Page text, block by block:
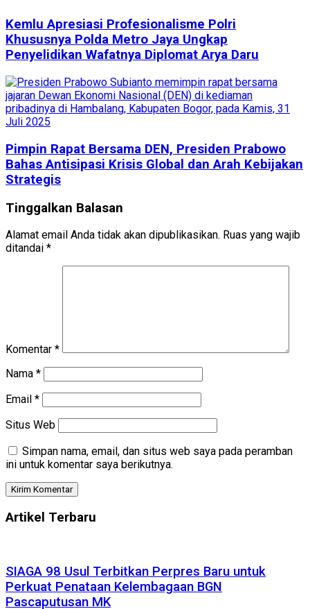
Kemlu Apresiasi Profesionalisme Polri
Khususnya Polda Metro Jaya Ungkap
Penyelidikan Wafatnya Diplomat Arya Daru
Pimpin Rapat Bersama DEN, Presiden Prabowo
Bahas Antisipasi Krisis Global dan Arah Kebijakan
Strategis
Tinggalkan Balasan
Alamat email Anda tidak akan dipublikasikan. Ruas yang wajib
ditandai *
Komentar *
Nama *
Email *
Situs Web
Simpan nama, email, dan situs web saya pada peramban
ini untuk komentar saya berikutnya.
Artikel Terbaru
SIAGA 98 Usul Terbitkan Perpres Baru untuk
Perkuat Penataan Kelembagaan BGN
Pascaputusan MK